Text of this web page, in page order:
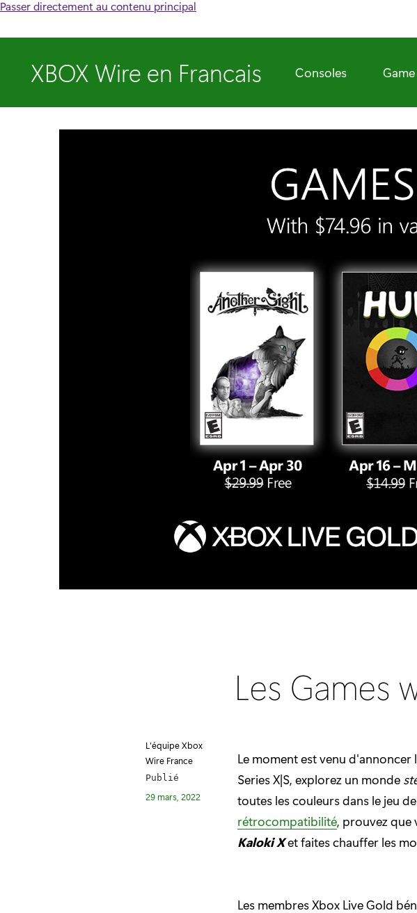
Passer directement au contenu principal
XBOX Wire en Francais Consoles Game
Les Games
L'équipe Xbox
Wire France
Publié
29 mars, 2022
Le moment est venu d'annoncer
Series X|S, explorez un monde
toutes les couleurs dans le jeu
rétrocompatibilité, prouvez que
Kaloki Xet faites chauffer les
Les membres Xbox Live Gold